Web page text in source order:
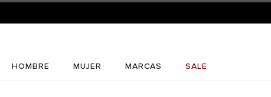
HOMBRE MUJER MARCAS SALE